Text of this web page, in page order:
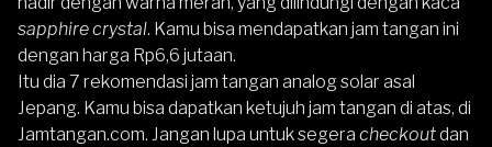
sapphire crystal. Kamu bisa mendapatkan jam tangan ini
dengan harga Rp6,6 jutaan.
Itu dia 7 rekomendasi jam tangan analog solar asal
Jepang. Kamu bisa dapatkan ketujuh jam tangan di atas, di
Jamtangan.com. Jangan lupa untuk segera checkoutdan